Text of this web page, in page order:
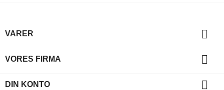
VARER 
VORES FIRMA 
DIN KONTO 